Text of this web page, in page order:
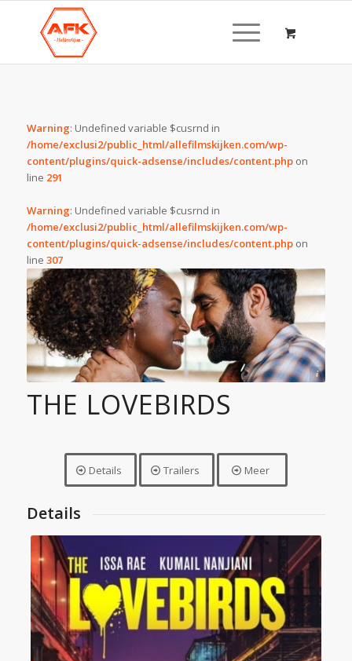
Warning: Undefined variable $cusrnd in
/home/exclusi2/public_html/allefilmskijken.com/wp-
content/plugins/quick-adsense/includes/content.phpon
line 291
Warning: Undefined variable $cusrnd in
/home/exclusi2/public_html/allefilmskijken.com/wp-
content/plugins/quick-adsense/includes/content.phpon
line 307
© Paramount Pictures
THE LOVEBIRDS
Details Trailers Meer
Details